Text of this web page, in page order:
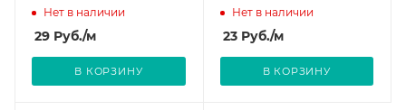
Нет в наличии
29 Руб./м
В КОРЗИНУ
Нет в наличии
23Руб./м
В КОРЗИНУ